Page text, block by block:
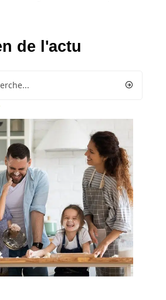
de l'actu